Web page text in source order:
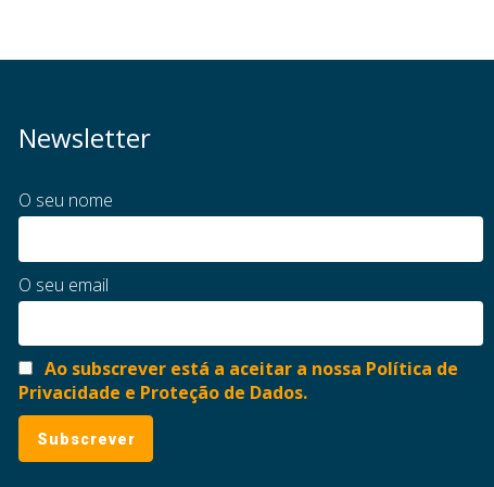
Newsletter
O seu nome
O seu email
Ao subscrever está a aceitar a nossa Política de
Privacidade e Proteção de Dados.